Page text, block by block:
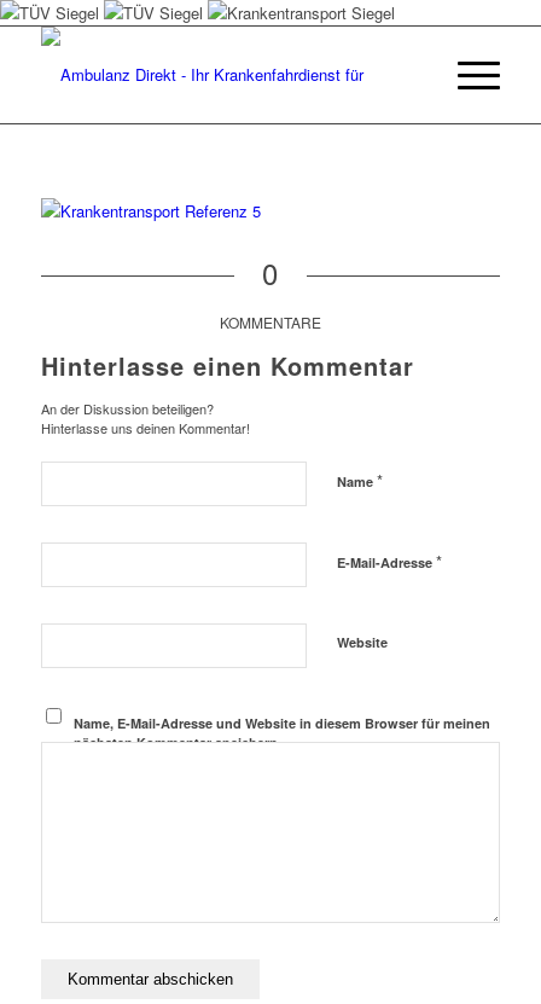
0
KOMMENTARE
Hinterlasse einen Kommentar
An der Diskussion beteiligen?
Hinterlasse uns deinen Kommentar!
Name *
E-Mail-Adresse *
Website
Name, E-Mail-Adresse und Website in diesem Browser für meinen
nächsten Kommentar speichern.